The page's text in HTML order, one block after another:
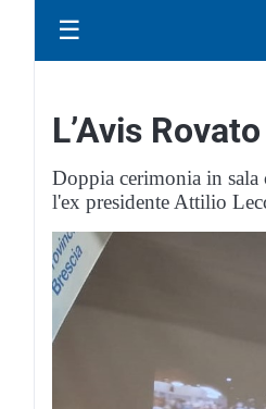
☰
L’Avis
Doppia cerimonia in sala
l'ex presidente Attilio